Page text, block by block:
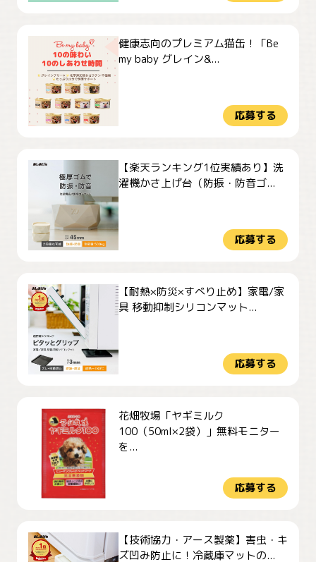
健康志向のプレミアム猫缶！「Be
my baby グレイン&...
応募する
【楽天ランキング1位実績あり】洗
濯機かさ上げ台（防振・防音ゴ...
応募する
【耐熱×防災×すべり止め】家電/家
具 移動抑制シリコンマット...
応募する
花畑牧場「ヤギミルク
100（50ml×2袋）」無料モニター
を...
応募する
【技術協力・アース製薬】害虫・キ
ズ凹み防止に！冷蔵庫マットの...